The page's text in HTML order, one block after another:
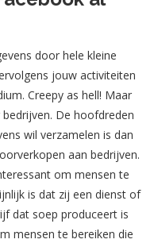
door hele kleine
jouw activiteiten
Creepy as hell! Maar
De hoofdreden
wil verzamelen is dan
aan bedrijven.
om mensen te
is dat zij een dienst of
dat soep produceert is
mensen te bereiken die